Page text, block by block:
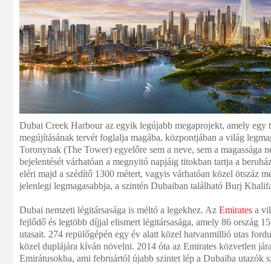
Dubai Creek Harbour az egyik legújabb megaprojekt, amely egy
megújításának tervét foglalja magába, központjában a világ
Toronynak (The Tower) egyelőre sem a neve, sem a magassága
bejelentését várhatóan a megnyitó napjáig titokban tartja a
eléri majd a szédítő 1300 métert, vagyis várhatóan közel ötszáz
jelenlegi legmagasabbja, a szintén Dubaiban található Burj
Dubai nemzeti légitársasága is méltó a legekhez. Az Emirates a
fejlődő és legtöbb díjjal elismert légitársasága, amely 86 ország
utasait. 274 repülőgépén egy év alatt közel hatvanmillió utas
közel duplájára kíván növelni. 2014 óta az Emirates közvetlen
Emirátusokba, ami februártól újabb szintet lép a Dubaiba utazók